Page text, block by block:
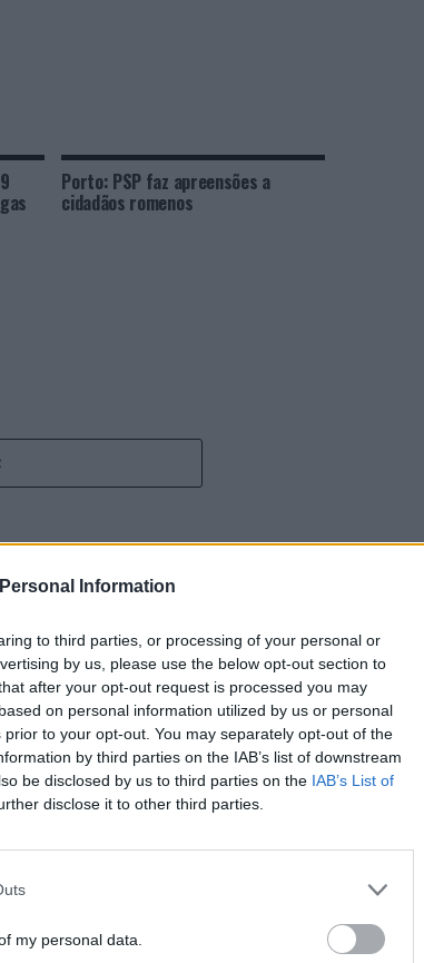
Information
to third parties, or processing of your personal or
by us, please use the below opt-out section to
after your opt-out request is processed you may
on personal information utilized by us or personal
to your opt-out. You may separately opt-out of the
by third parties on the IAB’s list of downstream
be disclosed by us to third parties on the IAB’s List of
disclose it to other third parties.
my personal data.
Porto: PSP faz apreensões a
cidadãos romenos
como
Interior